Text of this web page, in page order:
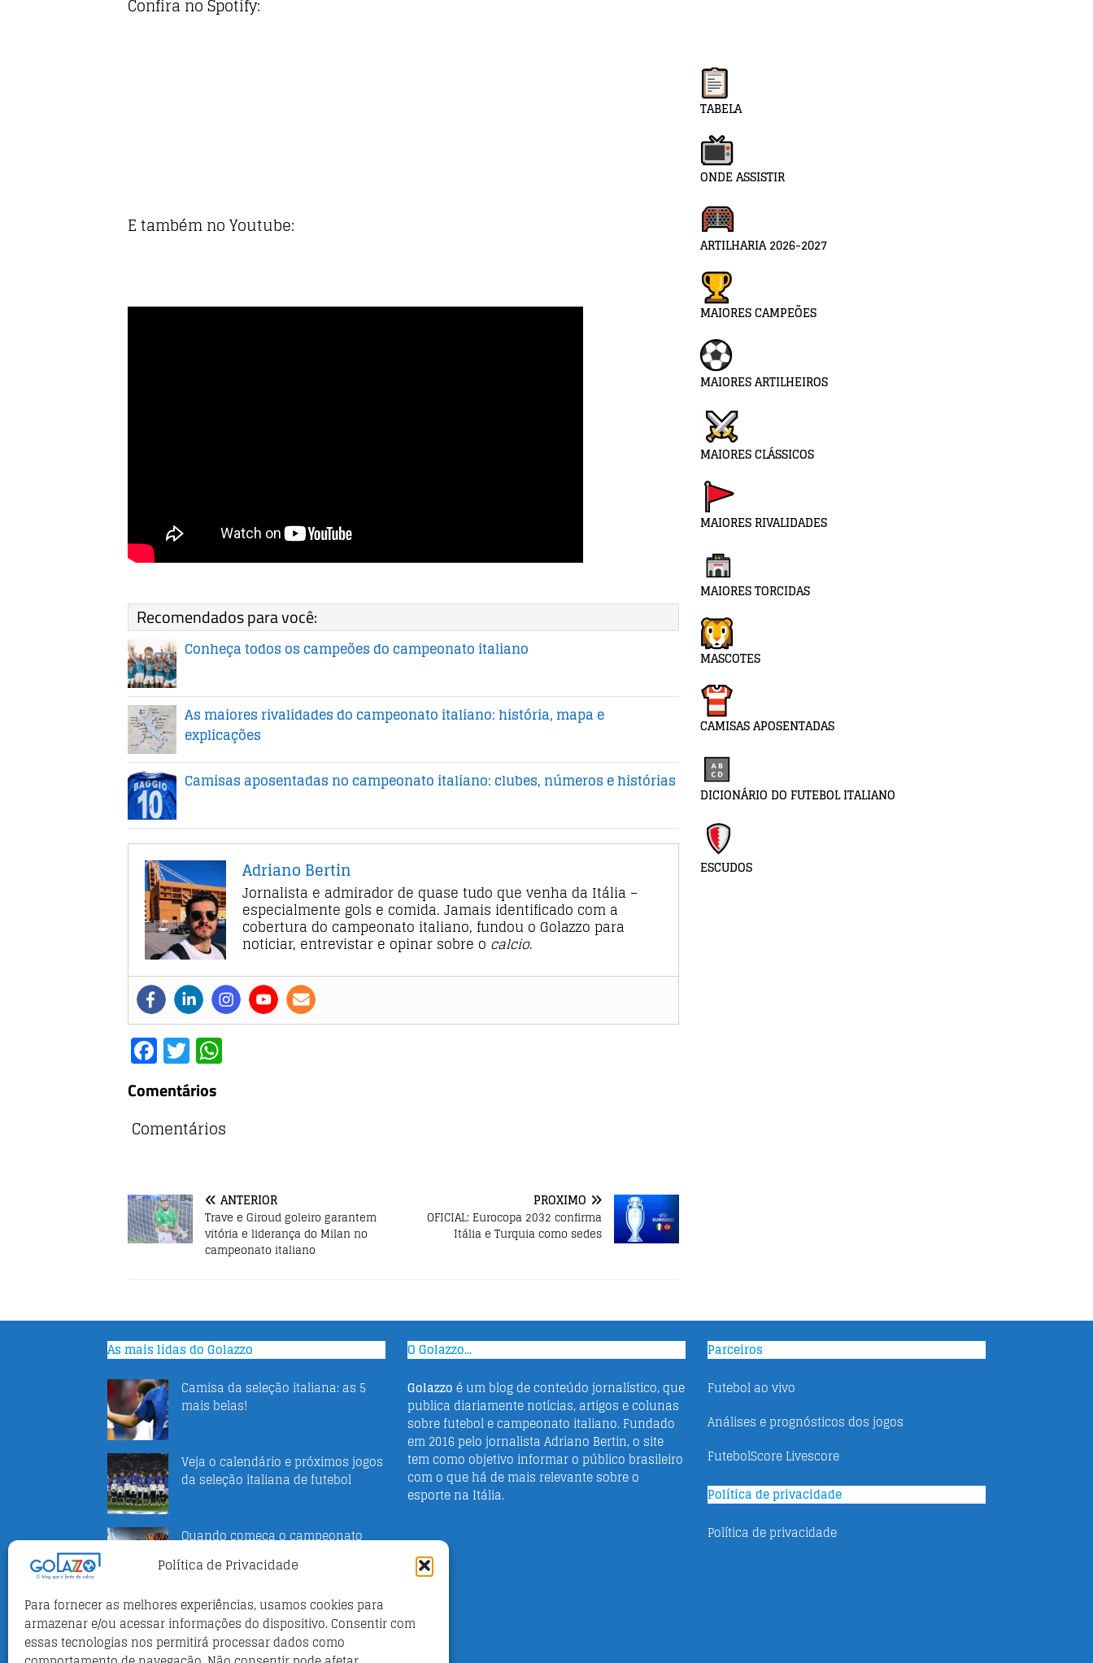
Política de Privacidade
Para fornecer as melhores experiências, usamos cookies para
armazenar e/ou acessar informações do dispositivo. Consentir com
essas tecnologias nos permitirá processar dados como
Confira no Spotify:
E também no Youtube:
Recomendados para você:
Conheça todos os campeões do campeonato italiano
As maiores rivalidades do campeonato italiano: história, mapa e
explicações
Camisas aposentadas no campeonato italiano: clubes, números e histórias
Adriano Bertin
Jornalista e admirador de quase tudo que venha da Itália –
especialmente gols e comida. Jamais identificado com a
cobertura do campeonato italiano, fundou o Golazzo para
noticiar, entrevistar e opinar sobre o calcio.
F
a
c
e
o
k
T
w
it
tes
p
Comentários
Comentários
ANTERIOR
Trave e Giroud goleiro garantem
vitória e liderança do Milan no
campeonato italiano
PRÓXIMO
OFICIAL: Eurocopa 2032 confirma
Itália e Turquia como sedes
TABELA
ONDE ASSISTIR
ARTILHARIA 2026-2027
MAIORES CAMPEÕES
MAIORES ARTILHEIROS
MAIORES CLÁSSICOS
MAIORES RIVALIDADES
MAIORES TORCIDAS
MASCOTES
CAMISAS APOSENTADAS
DICIONÁRIO DO FUTEBOL ITALIANO
ESCUDOS
As mais lidas do Golazzo
Camisa da seleção italiana: as 5
mais belas!
Veja o calendário e próximos jogos
da seleção italiana de futebol
Quando começa o campeonato
O que você ainda não reparou no
novo escudo da Juventus
O Golazzo...
Golazzo é um blog de conteúdo jornalístico, que
publica diariamente notícias, artigos e colunas
sobre futebol e campeonato italiano. Fundado
em 2016 pelo jornalista Adriano Bertin, o site
tem como objetivo informar o público brasileiro
com o que há de mais relevante sobre o
esporte na Itália.
Parceiros
Futebol ao vivo
Análises e prognósticos dos jogos
FutebolScore Livescore
Política de privacidade
Política de privacidade